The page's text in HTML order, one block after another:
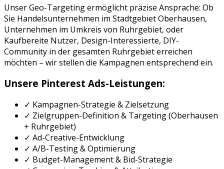
Unser Geo-Targeting ermöglicht präzise Ansprache: Ob
Sie Handelsunternehmen im StadtgebietOberhausen,
Unternehmen im Umkreis von Ruhrgebiet, oder
Kaufbereite Nutzer, Design-Interessierte, DIY-
Community in der gesamten Ruhrgebieterreichen
möchten – wir stellen die Kampagnen entsprechend ein.
Unsere Pinterest Ads-Leistungen:
✓ Kampagnen-Strategie & Zielsetzung
✓ Zielgruppen-Definition & Targeting (Oberhausen
+ Ruhrgebiet)
✓ Ad-Creative-Entwicklung
✓ A/B-Testing & Optimierung
✓ Budget-Management & Bid-Strategie